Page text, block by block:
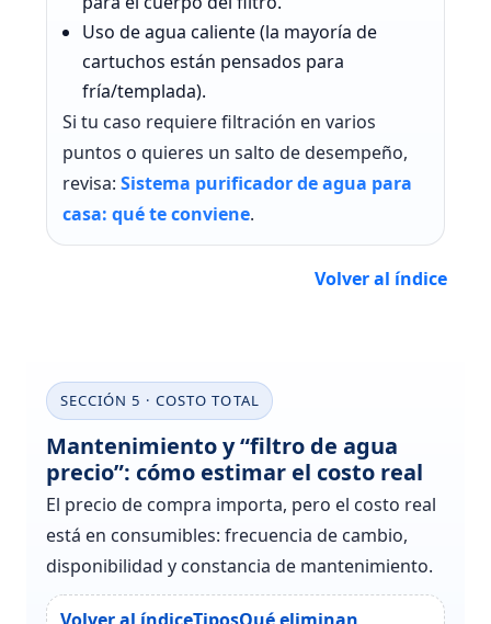
Uso de agua caliente (la mayoría de
cartuchos están pensados para
fría/templada).
Si tu caso requiere filtración en varios
puntos o quieres un salto de desempeño,
revisa: Sistema purificador de agua para
casa: qué te conviene.
Volver al índice
SECCIÓN 5 · COSTO TOTAL
Mantenimiento y “filtro de agua
precio”: cómo estimar el costo real
El precio de compra importa, pero el costo real
está en consumibles: frecuencia de cambio,
disponibilidad y constancia de mantenimiento.